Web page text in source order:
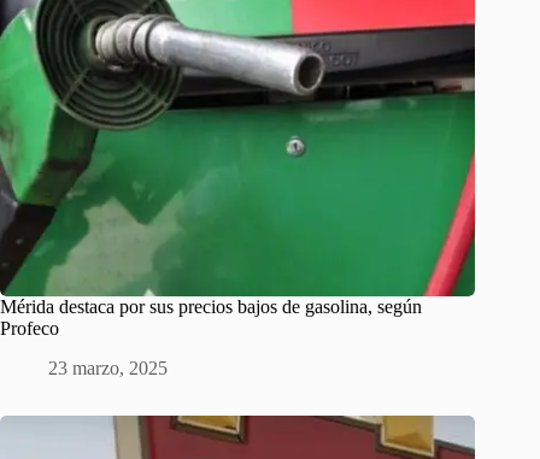
Mérida destaca por sus precios bajos de gasolina, según
Profeco
23 marzo, 2025